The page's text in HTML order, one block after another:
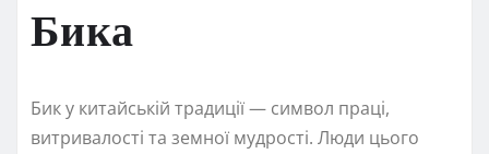
Бика
Бик у китайській традиції — символ праці,
витривалості та земної мудрості. Люди цього